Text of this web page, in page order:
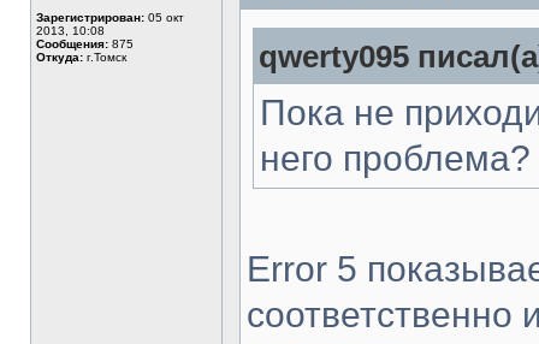
Зарегистрирован: 05 окт
2013, 10:08
Сообщения: 875
Откуда: г.Томск qwerty095
Пока не
него проблема?
Error 5